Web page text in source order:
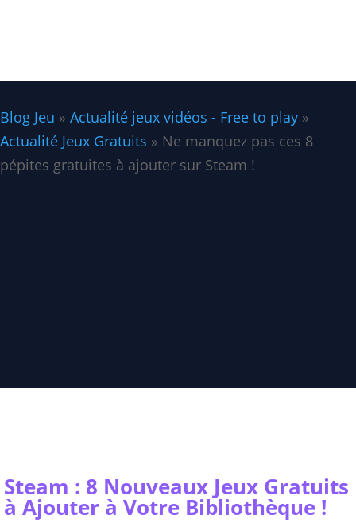
Blog Jeu » Actualité jeux vidéos - Free to play »
Actualité Jeux Gratuits » Ne manquez pas ces 8
pépites gratuites à ajouter sur Steam !
Steam : 8 Nouveaux Jeux Gratuits
à Ajouter à Votre Bibliothèque !